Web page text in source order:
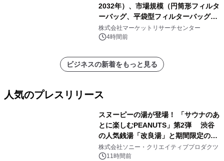
2032年）、市場規模（円筒形フィルタ
ーバッグ、平袋型フィルターバッグ、
プリーツフィルターバッグ、その
他）・分析レポートを発表
株式会社マーケットリサーチセンター
4時間前
ビジネスの新着をもっと見る
人気のプレスリリース
スヌーピーの湯が登場！ 「サウナのあ
とに楽しむPEANUTS」第2弾 渋谷
の人気銭湯「改良湯」と期間限定のコ
ラボレーション サウナイキタイコラ
ボグッズも発売決定！
株式会社ソニー・クリエイティブプロダクツ
11時間前